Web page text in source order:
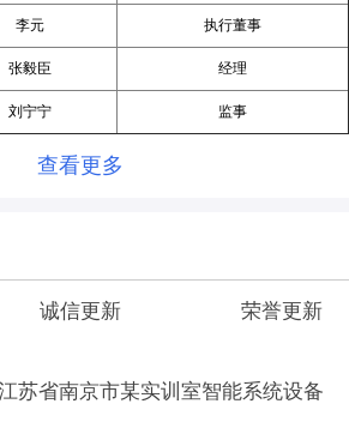
李元 执行董事
张毅臣 经理
刘宁宁 监事
查看更多
诚信更新 荣誉更新
苏省南京市某实训室智能系统设备